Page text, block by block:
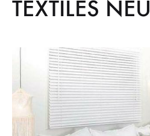
TEXTILES